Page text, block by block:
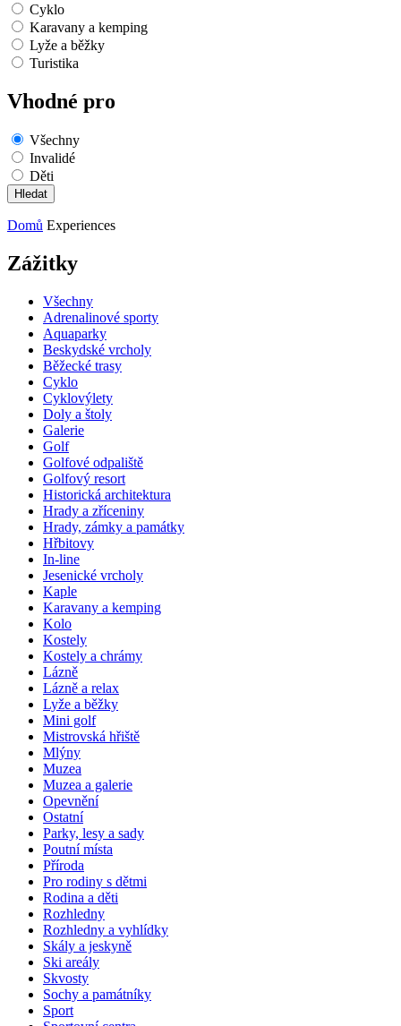
Cyklo
Karavany a kemping
Lyže a běžky
Turistika
Vhodné pro
Všechny
Invalidé
Děti
Domů Experiences
Zážitky
Všechny
Adrenalinové sporty
Aquaparky
Beskydské vrcholy
Běžecké trasy
Cyklo
Cyklovýlety
Doly a štoly
Galerie
Golf
Golfové odpaliště
Golfový resort
Historická architektura
Hrady a zříceniny
Hrady, zámky a památky
Hřbitovy
In-line
Jesenické vrcholy
Kaple
Karavany a kemping
Kolo
Kostely
Kostely a chrámy
Lázně
Lázně a relax
Lyže a běžky
Mini golf
Mistrovská hřiště
Mlýny
Muzea
Muzea a galerie
Opevnění
Ostatní
Parky, lesy a sady
Poutní místa
Příroda
Pro rodiny s dětmi
Rodina a děti
Rozhledny
Rozhledny a vyhlídky
Skály a jeskyně
Ski areály
Skvosty
Sochy a památníky
Sport